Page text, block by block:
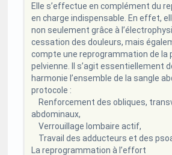
Elle s’effectue en complément du
en charge indispensable. En effet,
non seulement grâce à
cessation des douleurs, mais
compte une reprogrammation de la
pelvienne. Il s’agit essentiellement
harmonie l’ensemble de la sangle
protocole :
Renforcement des obliques,
abdominaux,
Verrouillage lombaire actif,
Travail des adducteurs et des
La reprogrammation à l’effort